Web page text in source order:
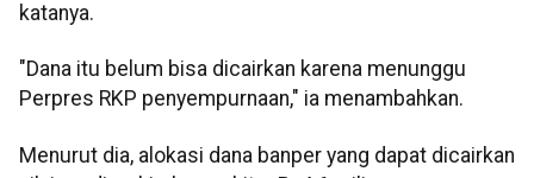
katanya.
"Dana itu belum bisa dicairkan karena menunggu
Perpres RKP penyempurnaan," ia menambahkan.
Menurut dia, alokasi dana banper yang dapat dicairkan